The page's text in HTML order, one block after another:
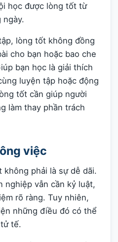
học được lòng tốt từ
ngày.
lòng tốt không đồng
cho bạn hoặc bao che
bạn học là giải thích
luyện tập hoặc động
tốt cần giúp người
làm thay phần trách
việc
không phải là sự dễ dãi.
nghiệp vẫn cần kỷ luật,
rõ ràng. Tuy nhiên,
những điều đó có thể
tế.